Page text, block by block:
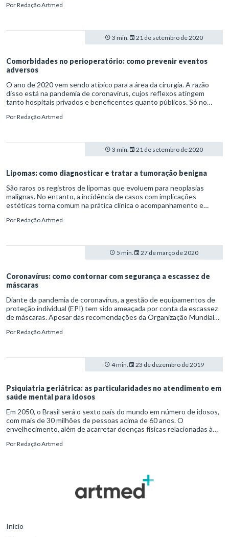
exemplo, que ocorre a predominância de doenças crônicas não
PorRedação Artmed
3 min. 21 de setembro de 2020
Comorbidades no perioperatório: como prevenir eventos
adversos
O ano de 2020 vem sendo atípico para a área da cirurgia. A razão
disso está na pandemia de coronavírus, cujos reflexos atingem
tanto hospitais privados e beneficentes quanto públicos. Só no
eletivas, até o fim de agosto, era de 61,4%. As restrições são
PorRedação Artmed
3 min. 21 de setembro de 2020
Lipomas: como diagnosticar e tratar a tumoração benigna
São raros os registros de lipomas que evoluem para neoplasias
malignas. No entanto, a incidência de casos com implicações
estéticas torna comum na prática clínica o acompanhamento e
PorRedação Artmed
5 min. 27 de março de 2020
Coronavírus: como contornar com segurança a escassez de
máscaras
Diante da pandemia de coronavírus, a gestão de equipamentos de
proteção individual (EPI) tem sido ameaçada por conta da escassez
de máscaras. Apesar das recomendações da Organização Mundial
respiradores dos tipos N95 e PFF2 a profissionais de saúde e
PorRedação Artmed
4 min. 23 de dezembro de 2019
Psiquiatria geriátrica: as particularidades no atendimento em
saúde mental para idosos
Em 2050, o Brasil será o sexto país do mundo em número de idosos,
com mais de 30 milhões de pessoas acima de 60 anos. O
envelhecimento, além de acarretar doenças físicas relacionadas à
de vida do indivíduo. A combinação entre alterações biológicas e
PorRedação Artmed
Início